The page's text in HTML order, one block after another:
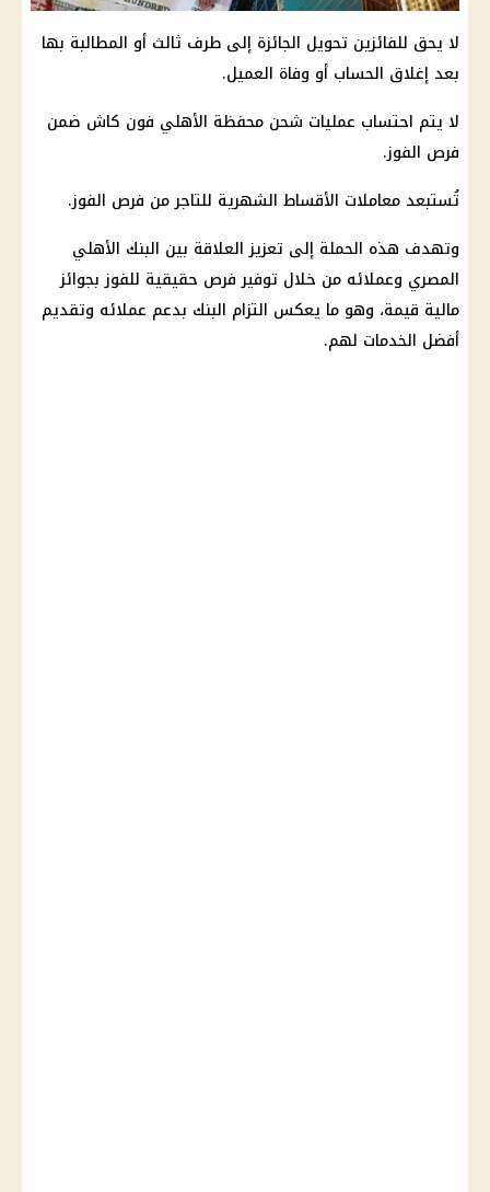
لا يحق للفائزين تحويل الجائزة إلى طرف ثالث أو المطالبة بها
بعد إغلاق الحساب أو وفاة العميل.
لا يتم احتساب عمليات شحن محفظة الأهلي فون كاش ضمن
فرص الفوز.
تُستبعد معاملات الأقساط الشهرية للتاجر من فرص الفوز.
وتهدف هذه الحملة إلى تعزيز العلاقة بين البنك الأهلي
المصري وعملائه من خلال توفير فرص حقيقية للفوز بجوائز
مالية قيمة، وهو ما يعكس التزام البنك بدعم عملائه وتقديم
أفضل الخدمات لهم.